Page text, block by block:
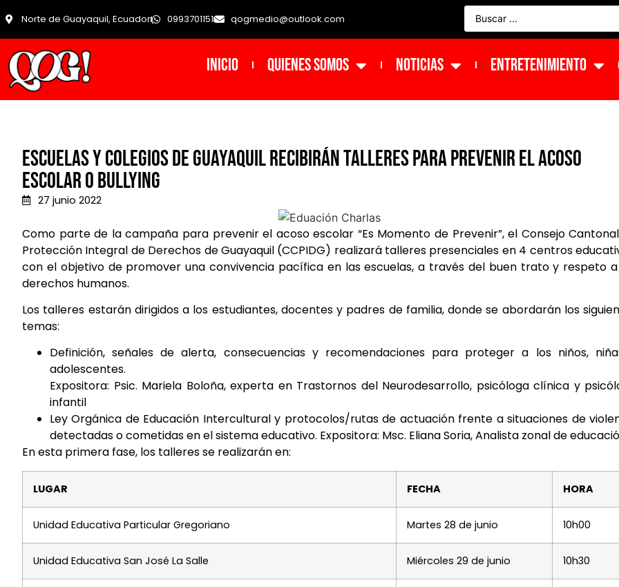
Norte de Guayaquil, Ecuador 0993701151 qogmedio@outlook.com
INICIO Quienes Somos NOTICIAS ENTRETENIMIENTO
Escuelas y colegios de Guayaquil recibirán talleres para prevenir el acoso
escolar o bullying
27 junio 2022
Como parte de la campaña para prevenir el acoso escolar “Es Momento de Prevenir”, el Consejo
Protección Integral de Derechos de Guayaquil (CCPIDG) realizará talleres presenciales en 4 centros
con el objetivo de promover una convivencia pacífica en las escuelas, a través del buen trato y respeto
derechos humanos.
Los talleres estarán dirigidos a los estudiantes, docentes y padres de familia, donde se abordarán los
temas:
Definición, señales de alerta, consecuencias y recomendaciones para proteger a los niños,
adolescentes.
Expositora: Psic. Mariela Boloña, experta en Trastornos del Neurodesarrollo, psicóloga clínica y
infantil
Ley Orgánica de Educación Intercultural y protocolos/rutas de actuación frente a situaciones de
detectadas o cometidas en el sistema educativo. Expositora: Msc. Eliana Soria, Analista zonal de
En esta primera fase, los talleres se realizarán en:
LUGAR FECHA HORA
Unidad Educativa Particular Gregoriano Martes 28 de junio 10h00
Unidad Educativa San José La Salle Miércoles 29 de junio 10h30